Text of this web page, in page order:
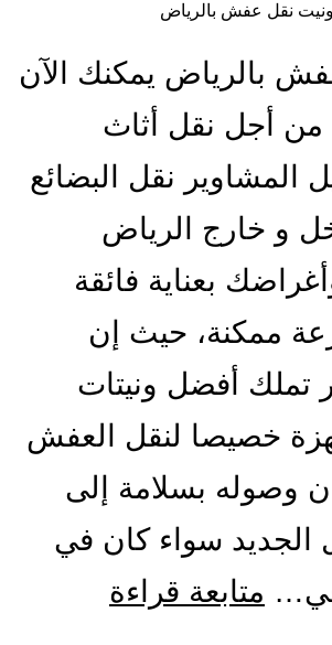
ونيت نقل عفش بالرياض
بالرياض يمكنك الآن
من أجل نقل أثاث
المشاوير نقل البضائع
و خارج الرياض
بعناية فائقة
ممكنة، حيث إن
تملك أفضل ونيتات
خصيصا لنقل العفش
وصوله بسلامة إلى
الجديد سواء كان في
في… متابعة قراءة